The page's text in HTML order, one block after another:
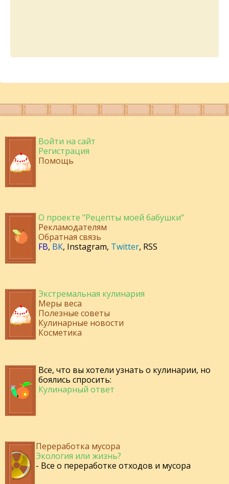
Войти на сайт
Регистрация
Помощь
О проекте "Рецепты моей бабушки"
Рекламодателям
Обратная связь
FB, ВК, Instagram, Twitter, RSS
Экстремальная кулинария
Меры веса
Полезные советы
Кулинарные новости
Косметика
Все, что вы хотели узнать о кулинарии, но
боялись спросить:
Кулинарный ответ
Переработка мусора
Экология или жизнь?
- Все о переработке отходов и мусора